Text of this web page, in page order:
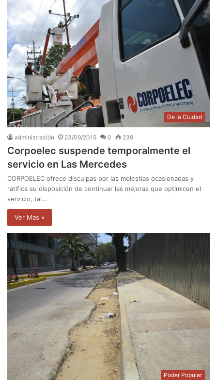
De la Ciudad
administración 23/09/2015 0 239
Corpoelec suspende temporalmente el
servicio en Las Mercedes
CORPOELEC ofrece disculpas por las molestias ocasionadas y
ratifica su disposición de continuar las mejoras que optimicen el
servicio, tal…
Ver Mas »
Poder Popular